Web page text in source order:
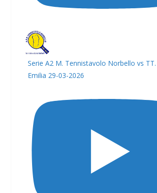
Serie A2 M. Tennistavolo Norbello vs
Emilia 29-03-2026